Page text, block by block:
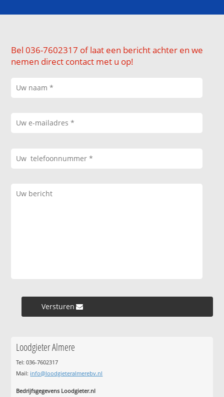
Bel 036-7602317 of laat een bericht achter en we
nemen direct contact met u op!
Versturen »
Loodgieter Almere
Tel: 036-7602317
Mail: info@loodgieteralmerebv.nl
Bedrijfsgegevens Loodgieter.nl